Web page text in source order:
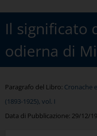
Il significato
odierna di
Paragrafo del Libro: Cronache
(1893-1925), vol. I
Data di Pubblicazione: 29/12/